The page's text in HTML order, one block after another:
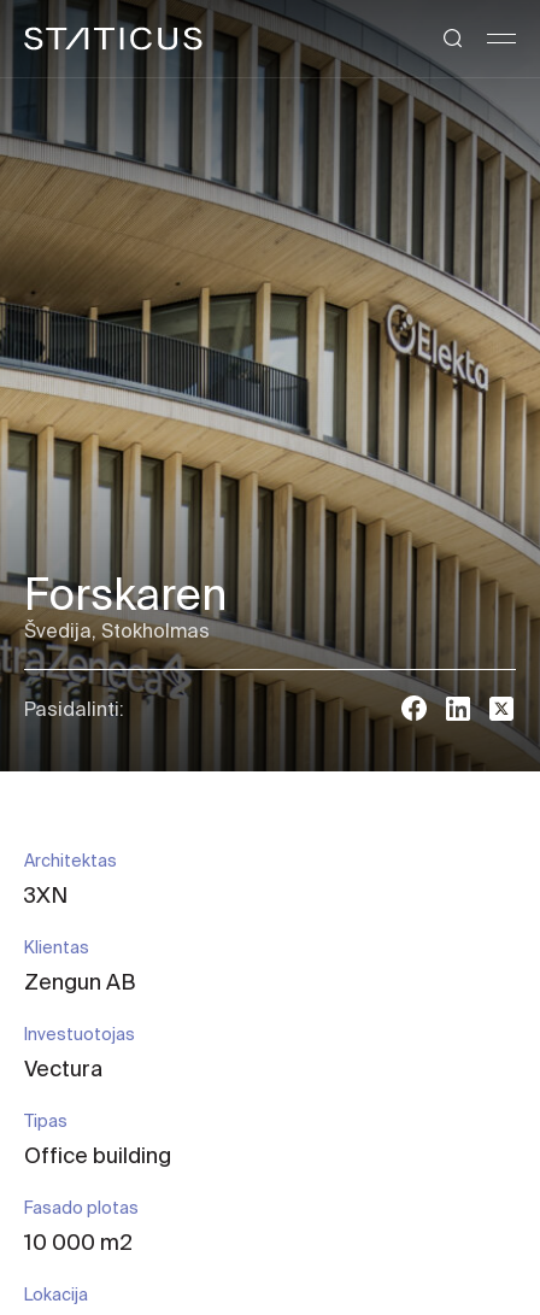
Forskaren
Švedija, Stokholmas
Pasidalinti:
Architektas
3XN
Klientas
Zengun AB
Investuotojas
Vectura
Tipas
Office building
Fasado plotas
10 000 m2
Lokacija